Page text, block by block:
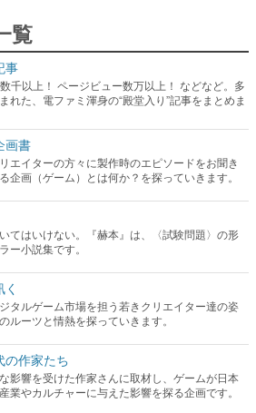
れた、電ファミ渾身の“殿堂入り”記事をまとめま
画書
エイターの方々に製作時のエピソードをお聞き
企画（ゲーム）とは何か？を探っていきます。
てはいけない。『赫本』は、〈試験問題〉の形
ー小説集です。
タルゲーム市場を担う若きクリエイター達の姿
ルーツと情熱を探っていきます。
作家たち
影響を受けた作家さんに取材し、ゲームが日本
業やカルチャーに与えた影響を探る企画です。
ゲーム産業史
ゲーム史における主要なトピック・タイトルを
開発者へのインタビューや識者による解説を掲